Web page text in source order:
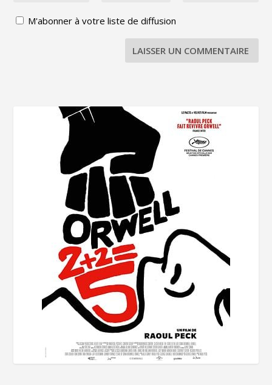
M'abonner à votre liste de diffusion